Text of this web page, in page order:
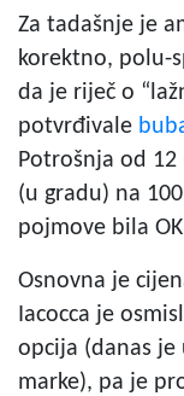
Za tadašnje je
korektno, polu-
da je riječ o
potvrđivale
Potrošnja od
(u gradu) na
pojmove bila
Osnovna je
Iacocca je
opcija (danas je
marke), pa je